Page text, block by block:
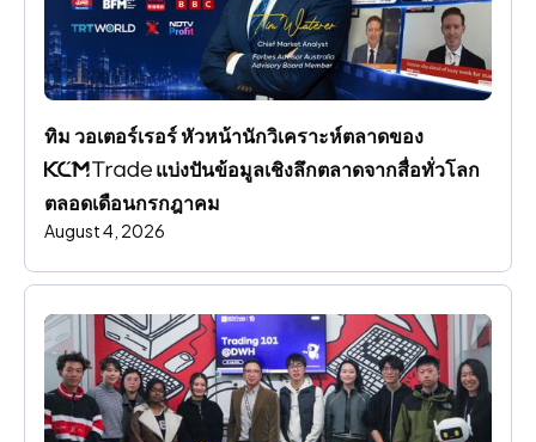
แบ่งปันข้อมูลเชิงลึกตลาดจากสื่อทั่วโลก
ตลอดเดือนกรกฎาคม
August 4, 2026